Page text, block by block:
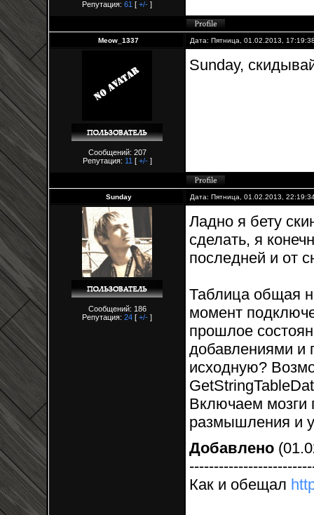
Репутация: 61 [ +/- ]
Meow_1337 Дата: Пятница, 01.02.2013,
Сообщений: 207
Репутация: 11 [ +/-]
Sunday,
Sunday Дата: Пятница, 01.02.2013,
Сообщений: 186
Репутация: 24 [ +/- ]
Ладно я бету
сделать, я
последней и от
Таблица общая
момент
прошлое
добавлениями и
исходную?
Включаем мозги
размышления и
Добавлено
Как и обещал